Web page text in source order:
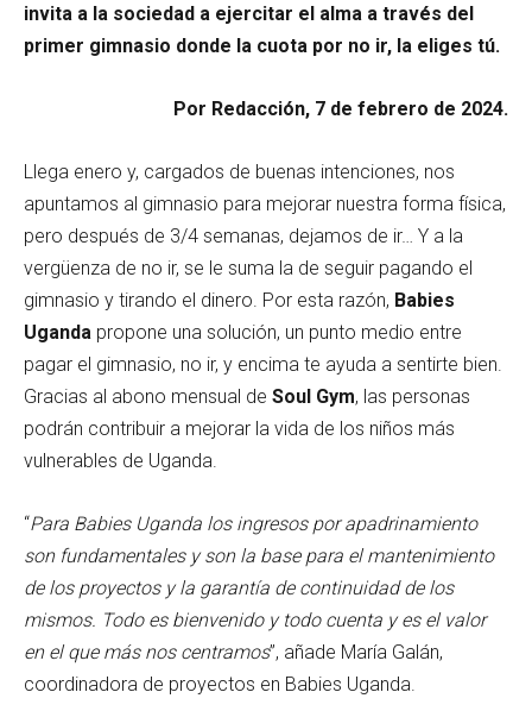
invita a la sociedad a ejercitar el alma a través del
primer gimnasio donde la cuota por no ir, la eliges tú.
Por Redacción, 7 de febrero de 2024.
Llega enero y, cargados de buenas intenciones, nos
apuntamos al gimnasio para mejorar nuestra forma física,
pero después de 3/4 semanas, dejamos de ir… Y a la
vergüenza de no ir, se le suma la de seguir pagando el
gimnasio y tirando el dinero. Por esta razón, Babies
Uganda propone una solución, un punto medio entre
pagar el gimnasio, no ir, y encima te ayuda a sentirte bien.
Gracias al abono mensual de Soul Gym, las personas
podrán contribuir a mejorar la vida de los niños más
vulnerables de Uganda.
“Para Babies Uganda los ingresos por apadrinamiento
son fundamentales y son la base para el mantenimiento
de los proyectos y la garantía de continuidad de los
mismos. Todo es bienvenido y todo cuenta y es el valor
en el que más nos centramos”, añade María Galán,
coordinadora de proyectos en Babies Uganda.